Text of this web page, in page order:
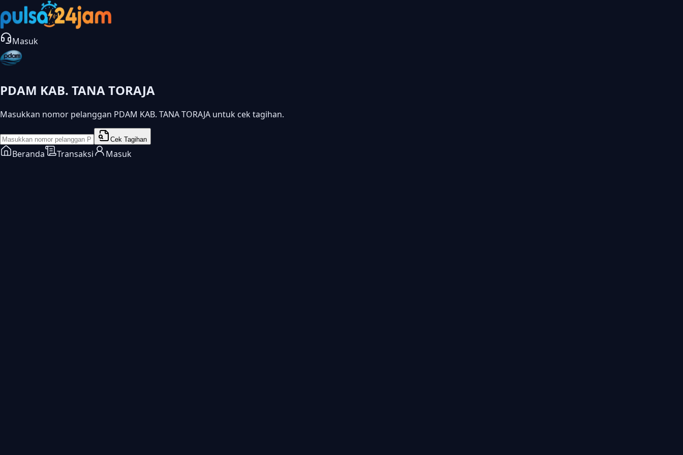
Masuk
PDAM KAB. TANA TORAJA
Masukkan nomor pelanggan PDAM KAB. TANA TORAJA untuk cek tagihan.
Cek Tagihan
Beranda Transaksi Masuk